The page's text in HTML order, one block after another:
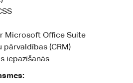
Microsoft Office Suite
pārvaldības (CRM)
iepazīšanās